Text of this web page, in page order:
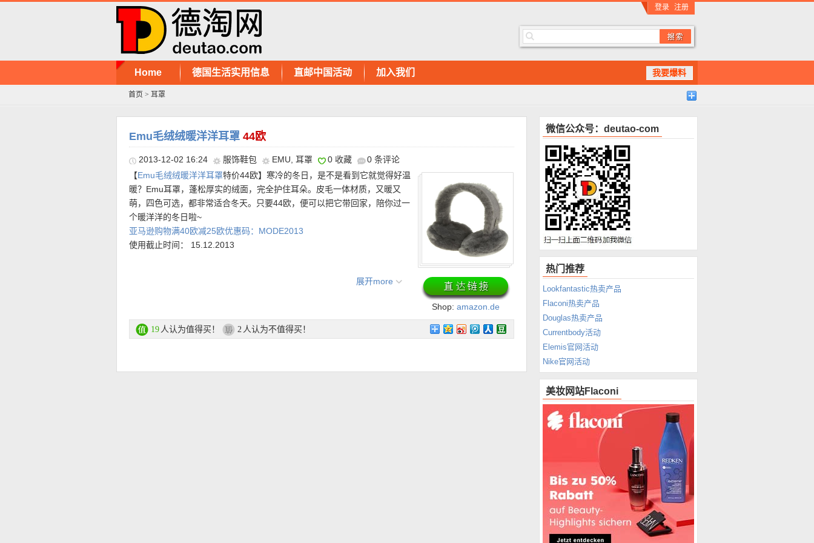
登录 注册
我要爆料
Home 德国生活实用信息 直邮中国活动 加入我们
首页 > 耳罩
Emu毛绒绒暖洋洋耳罩 44欧
2013-12-02 16:24 服饰鞋包 EMU 耳罩 0 收藏 0 条评论
Shop: amazon.de
【Emu毛绒绒暖洋洋耳罩特价44欧】寒冷的冬日，是不是看到它就觉得好温
暖？Emu耳罩，蓬松厚实的绒面，完全护住耳朵。皮毛一体材质，又暖又
萌，四色可选，都非常适合冬天。只要44欧，便可以把它带回家，陪你过一
个暖洋洋的冬日啦~
亚马逊购物满40欧减25欧优惠码：MODE2013
使用截止时间： 15.12.2013
【德国亚马逊中文图文导购教程点此链接】
展开more
19 人认为值得买！ 2 人认为不值得买！
微信公众号：deutao-com
热门推荐
Lookfantastic热卖产品
Flaconi热卖产品
Douglas热卖产品
Currentbody活动
Elemis官网活动
Nike官网活动
美妆网站Flaconi